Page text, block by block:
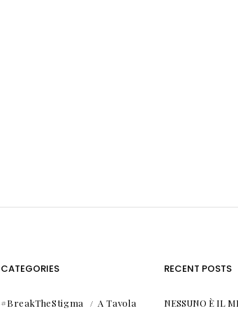
CATEGORIES
#BreakTheStigma
A Tavola
RECENT POSTS
NESSUNO È IL